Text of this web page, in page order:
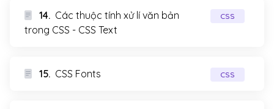
14. Các thuộc tính xử lí văn bản
trong CSS - CSS Text
CSS
15. CSS Fonts CSS